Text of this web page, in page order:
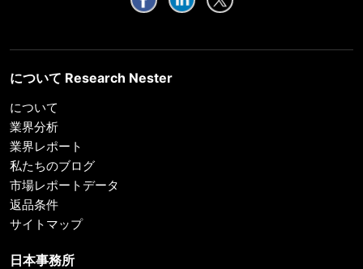
について Research Nester
について
業界分析
業界レポート
私たちのブログ
市場レポートデータ
返品条件
サイトマップ
日本事務所